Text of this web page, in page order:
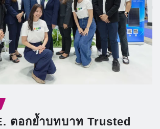
ตอกย้ำบทบาท Trusted